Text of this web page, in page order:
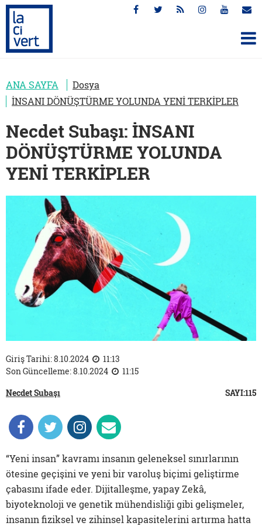
ANA SAYFA
Dosya
İNSANI DÖNÜŞTÜRME YOLUNDA YENİ TERKİPLER
Necdet Subaşı: İNSANI
DÖNÜŞTÜRME YOLUNDA
YENİ TERKİPLER
Giriş Tarihi: 8.10.2024
11:13
Son Güncelleme: 8.10.2024
11:15
Necdet Subaşı
SAYI:115
“Yeni insan” kavramı insanın geleneksel sınırlarının
ötesine geçişini ve yeni bir varoluş biçimi geliştirme
çabasını ifade eder. Dijitalleşme, yapay Zekâ,
biyoteknoloji ve genetik mühendisliği gibi gelişmeler,
insanın fiziksel ve zihinsel kapasitelerini artırma hatta